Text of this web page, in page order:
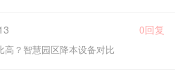
0回复
高？智慧园区降本设备对比